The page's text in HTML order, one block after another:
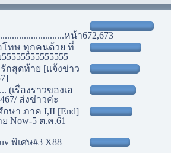
หน้า672,673
ทษ ทุกคนด้วย ที่
รักสุดท้าย [แจ้งข่าว
(เรื่องราวของเอ
ส่งข่าวค่ะ
กษา ภาค I,II [End]
Now-5 ต.ค.61
พิเศษ#3 X88